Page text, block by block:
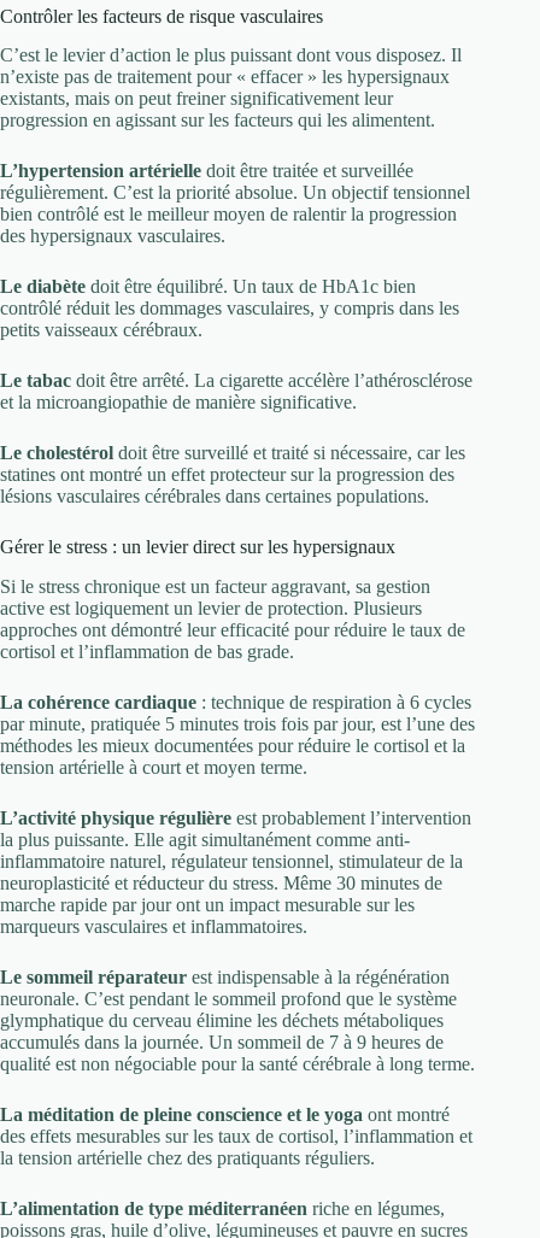
Contrôler les facteurs de risque vasculaires
C’est le levier d’action le plus puissant dont vous disposez. Il
n’existe pas de traitement pour « effacer » les hypersignaux
existants, mais on peut freiner significativement leur
progression en agissant sur les facteurs qui les alimentent.
L’hypertension artérielle doit être traitée et surveillée
régulièrement. C’est la priorité absolue. Un objectif tensionnel
bien contrôlé est le meilleur moyen de ralentir la progression
des hypersignaux vasculaires.
Le diabète doit être équilibré. Un taux de HbA1c bien
contrôlé réduit les dommages vasculaires, y compris dans les
petits vaisseaux cérébraux.
Le tabac doit être arrêté. La cigarette accélère l’athérosclérose
et la microangiopathie de manière significative.
Le cholestérol doit être surveillé et traité si nécessaire, car les
statines ont montré un effet protecteur sur la progression des
lésions vasculaires cérébrales dans certaines populations.
Gérer le stress : un levier direct sur les hypersignaux
Si le stress chronique est un facteur aggravant, sa gestion
active est logiquement un levier de protection. Plusieurs
approches ont démontré leur efficacité pour réduire le taux de
cortisol et l’inflammation de bas grade.
La cohérence cardiaque : technique de respiration à 6 cycles
par minute, pratiquée 5 minutes trois fois par jour, est l’une des
méthodes les mieux documentées pour réduire le cortisol et la
tension artérielle à court et moyen terme.
L’activité physique régulière est probablement l’intervention
la plus puissante. Elle agit simultanément comme anti-
inflammatoire naturel, régulateur tensionnel, stimulateur de la
neuroplasticité et réducteur du stress. Même 30 minutes de
marche rapide par jour ont un impact mesurable sur les
marqueurs vasculaires et inflammatoires.
Le sommeil réparateur est indispensable à la régénération
neuronale. C’est pendant le sommeil profond que le système
glymphatique du cerveau élimine les déchets métaboliques
accumulés dans la journée. Un sommeil de 7 à 9 heures de
qualité est non négociable pour la santé cérébrale à long terme.
La méditation de pleine conscience et le yoga ont montré
des effets mesurables sur les taux de cortisol, l’inflammation et
la tension artérielle chez des pratiquants réguliers.
L’alimentation de type méditerranéen riche en légumes,
poissons gras, huile d’olive, légumineuses et pauvre en sucres